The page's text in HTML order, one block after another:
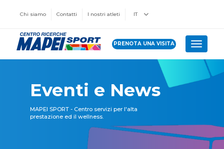
Chi siamo Contatti I nostri atleti IT
PRENOTA UNA VISITA Toggle
Eventi e News
MAPEI SPORT - Centro servizi per l'alta
prestazione ed il wellness.